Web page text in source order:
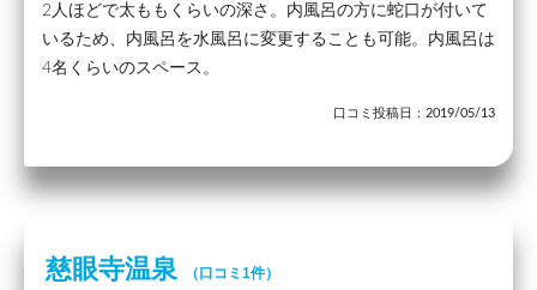
2人ほどで太ももくらいの深さ。内風呂の方に蛇口が付いて
いるため、内風呂を水風呂に変更することも可能。内風呂は
4名くらいのスペース。
口コミ投稿日：2019/05/13
慈眼寺温泉 （口コミ1件）